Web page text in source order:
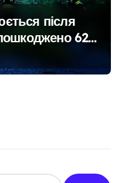
після
62
родин